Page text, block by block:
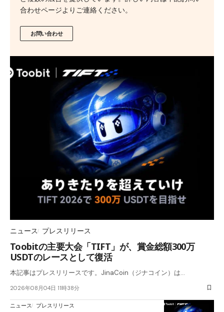
合わせページよりご連絡ください。
お問い合わせ
ニュース プレスリリース
Toobitの主要大会「TIFT」が、賞金総額300万
USDTのレースとして復活
本記事はプレスリリースです。JinaCoin（ジナコイン）は…
2026年08月04日 11時38分
ニュース プレスリリース